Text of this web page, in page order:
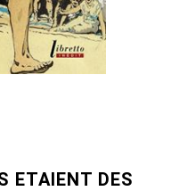
ETAIENT DES